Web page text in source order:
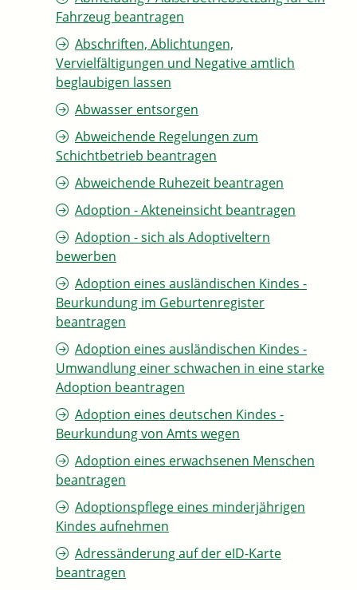
Fahrzeug beantragen
Abschriften, Ablichtungen,
Vervielfältigungen und Negative amtlich
beglaubigen lassen
Abwasser entsorgen
Abweichende Regelungen zum
Schichtbetrieb beantragen
Abweichende Ruhezeit beantragen
Adoption - Akteneinsicht beantragen
Adoption - sich als Adoptiveltern
bewerben
Adoption eines ausländischen Kindes -
Beurkundung im Geburtenregister
beantragen
Adoption eines ausländischen Kindes -
Umwandlung einer schwachen in eine starke
Adoption beantragen
Adoption eines deutschen Kindes -
Beurkundung von Amts wegen
Adoption eines erwachsenen Menschen
beantragen
Adoptionspflege eines minderjährigen
Kindes aufnehmen
Adressänderung auf der eID-Karte
beantragen